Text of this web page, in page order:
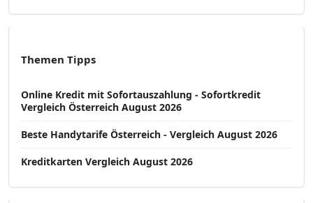
Themen Tipps
Online Kredit mit Sofortauszahlung - Sofortkredit
Vergleich Österreich August 2026
Beste Handytarife Österreich - Vergleich August 2026
Kreditkarten Vergleich August 2026